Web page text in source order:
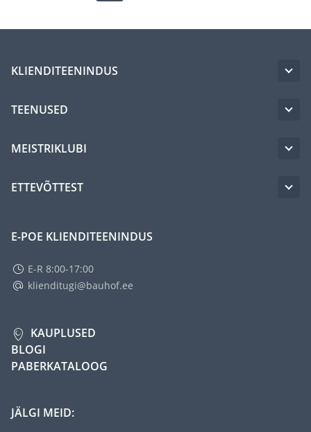
KLIENDITEENINDUS
TEENUSED
MEISTRIKLUBI
ETTEVÕTTEST
E-POE KLIENDITEENINDUS
E-R 8:00-17:00
klienditugi@bauhof.ee
KAUPLUSED
BLOGI
PABERKATALOOG
JÄLGI MEID: